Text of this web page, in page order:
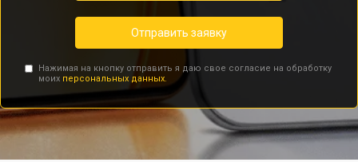
Отправить заявку
Нажимая на кнопку отправить я даю свое согласие на обработку
моих персональных данных.